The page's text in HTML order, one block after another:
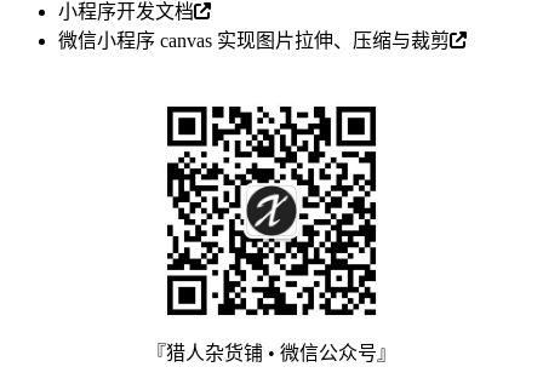
小程序开发文档
微信小程序 canvas 实现图片拉伸、压缩与裁剪
『猎人杂货铺 • 微信公众号』